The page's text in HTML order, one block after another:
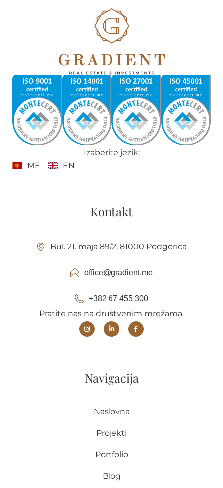
Izaberite jezik:
ME
EN
Kontakt
Bul. 21. maja 89/2, 81000 Podgorica
office@gradient.me
+382 67 455 300
Pratite nas na društvenim mrežama.
Navigacija
Naslovna
Projekti
Portfolio
Blog